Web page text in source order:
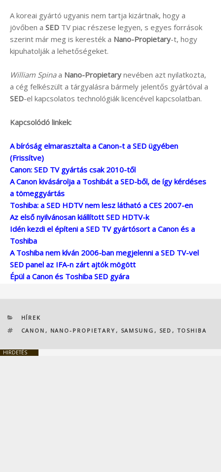
A koreai gyártó ugyanis nem tartja kizártnak, hogy a
jövőben a SED TV piac részese legyen, s egyes források
szerint már meg is keresték a Nano-Propietary-t, hogy
kipuhatolják a lehetőségeket.
William Spinaa Nano-Propietary nevében azt nyilatkozta,
a cég felkészült a tárgyalásra bármely jelentős gyártóval a
SED-el kapcsolatos technológiák licencével kapcsolatban.
Kapcsolódó linkek:
A bíróság elmarasztalta a Canon-t a SED ügyében
(Frissítve)
Canon: SED TV gyártás csak 2010-től
A Canon kivásárolja a Toshibát a SED-ből, de így kérdéses
a tömeggyártás
Toshiba: a SED HDTV nem lesz látható a CES 2007-en
Az első nyilvánosan kiállított SED HDTV-k
Idén kezdi el építeni a SED TV gyártósort a Canon és a
Toshiba
A Toshiba nem kíván 2006-ban megjelenni a SED TV-vel
SED panel az IFA-n zárt ajtók mögött
Épül a Canon és Toshiba SED gyára
KATEGÓRIÁK
HÍREK
CÍMKÉK
CANON , NANO-PROPIETARY , SAMSUNG , SED , TOSHIBA
HIRDETÉS